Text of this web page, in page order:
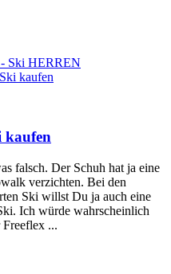
Ski HERREN
kaufen
kaufen
falsch. Der Schuh hat ja eine
verzichten. Bei den
Ski willst Du ja auch eine
Ich würde wahrscheinlich
...